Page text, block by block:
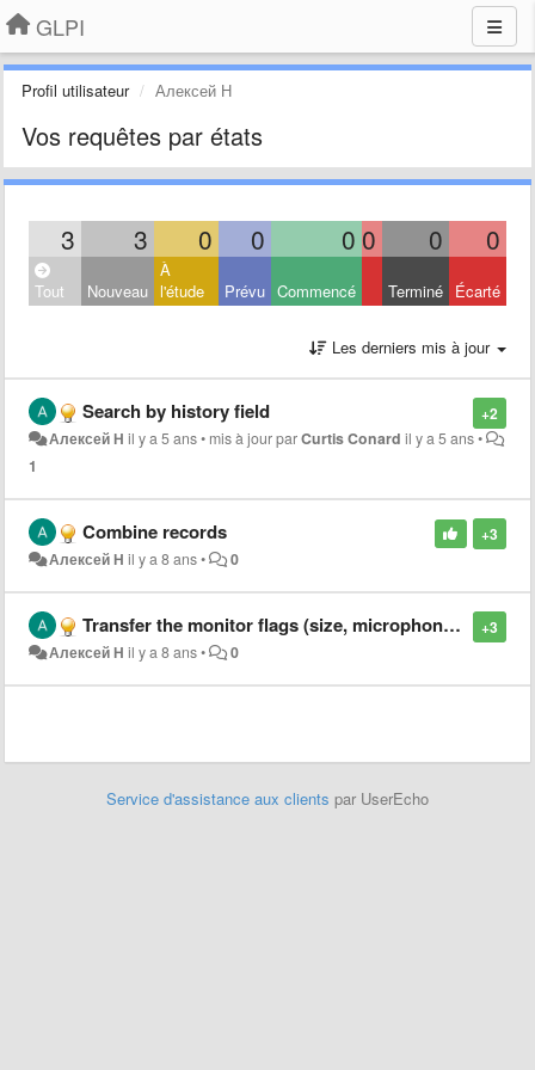
GLPI
Profil utilisateur Алексей Н
Vos requêtes par états
3 3 0 0 0 0 0 0
Tout Nouveau
À
l'étude
Prévu Commencé Terminé Écarté
Les derniers mis à jour
+2
Search by history field
Алексей Н il y a 5 ans• mis à jour parCurtis Conard il y a 5 ans•
1
+3
Combine records
Алексей Н il y a 8 ans• 0
+3
Transfer the monitor flags (size, microphone, Sub-D, DVI, etc.) to the monitor model settings.
Алексей Н il y a 8 ans• 0
Service d'assistance aux clients par UserEcho